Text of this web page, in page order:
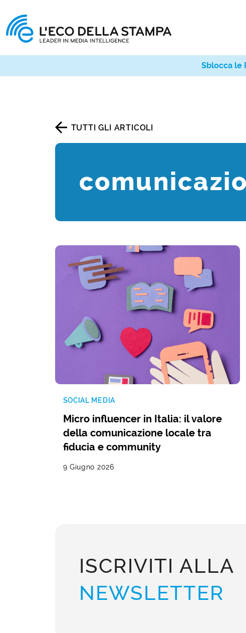
TUTTI GLI ARTICOLI
SOCIAL MEDIA
Micro influencer in Italia: il valore
della comunicazione locale tra
fiducia e community
9 Giugno 2026
ISCRIVITI ALLA
NEWSLETTER
Sblocca le